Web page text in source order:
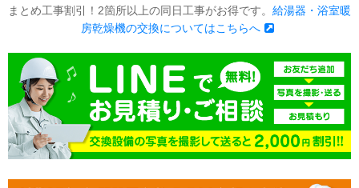
まとめ工事割引！2箇所以上の同日工事がお得です。 給湯器・浴室暖
房乾燥機の交換についてはこちらへ